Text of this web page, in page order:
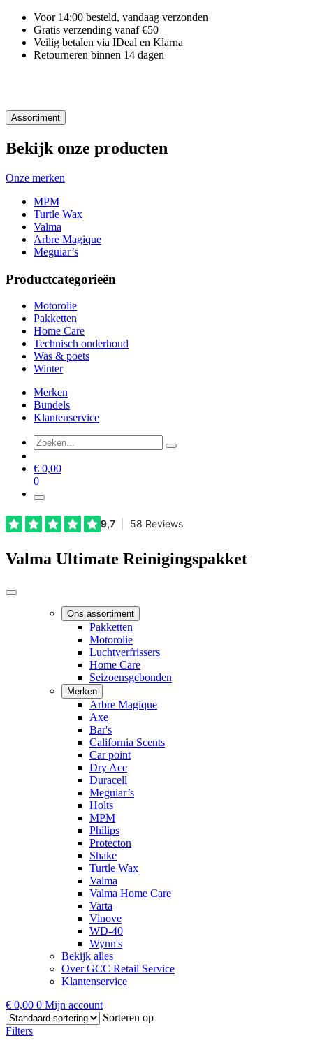
Voor 14:00 besteld, vandaag verzonden
Gratis verzending vanaf €50
Veilig betalen via IDeal en Klarna
Retourneren binnen 14 dagen
Assortiment
Bekijk onze producten
Onze merken
MPM
Turtle Wax
Valma
Arbre Magique
Meguiar’s
Productcategorieën
Motorolie
Pakketten
Home Care
Technisch onderhoud
Was & poets
Winter
Merken
Bundels
Klantenservice
€ 0,00
0
Valma Ultimate Reinigingspakket
Ons assortiment
Pakketten
Motorolie
Luchtverfrissers
Home Care
Seizoensgebonden
Merken
Arbre Magique
Axe
Bar's
California Scents
Car point
Dry Ace
Duracell
Meguiar’s
Holts
MPM
Philips
Protecton
Shake
Turtle Wax
Valma
Valma Home Care
Varta
Vinove
WD-40
Wynn's
Bekijk alles
Over GCC Retail Service
Klantenservice
€ 0,00 0 Mijn account
Sorteren op
Filters